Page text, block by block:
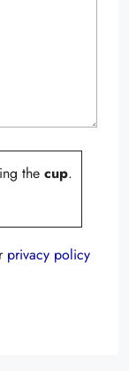
the cup.
privacy policy